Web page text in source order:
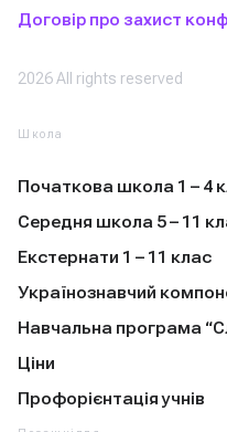
Договір про захист
2026 All rights reserved
Школа
Початкова школа 1 – 4
Середня школа 5 – 11
Екстернати 1 – 11 клас
Українознавчий
Навчальна програма
Ціни
Профорієнтація учнів